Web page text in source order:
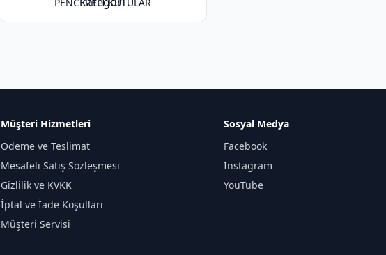
Müşteri Hizmetleri
Ödeme ve Teslimat
Mesafeli Satış Sözleşmesi
Gizlilik ve KVKK
İptal ve İade Koşulları
Müşteri Servisi
Sosyal Medya
Facebook
Instagram
YouTube